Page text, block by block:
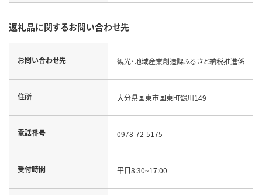
返礼品に関するお問い合わせ先
お問い合わせ先 観光・地域産業創造課ふるさと納税推進係
住所 大分県国東市国東町鶴川149
電話番号 0978-72-5175
受付時間 平日8:30~17:00